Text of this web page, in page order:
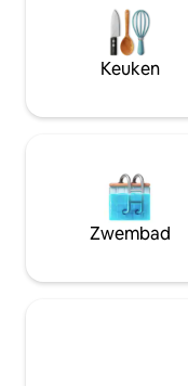
Gemakkelijke
minuten rijden naar
naar de kuststadion
wandeling langs de
Keuken
Zwembad